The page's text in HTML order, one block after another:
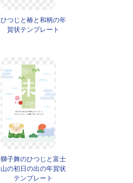
ひつじと椿と和柄の年
賀状テンプレート
獅子舞のひつじと富士
山の初日の出の年賀状
テンプレート